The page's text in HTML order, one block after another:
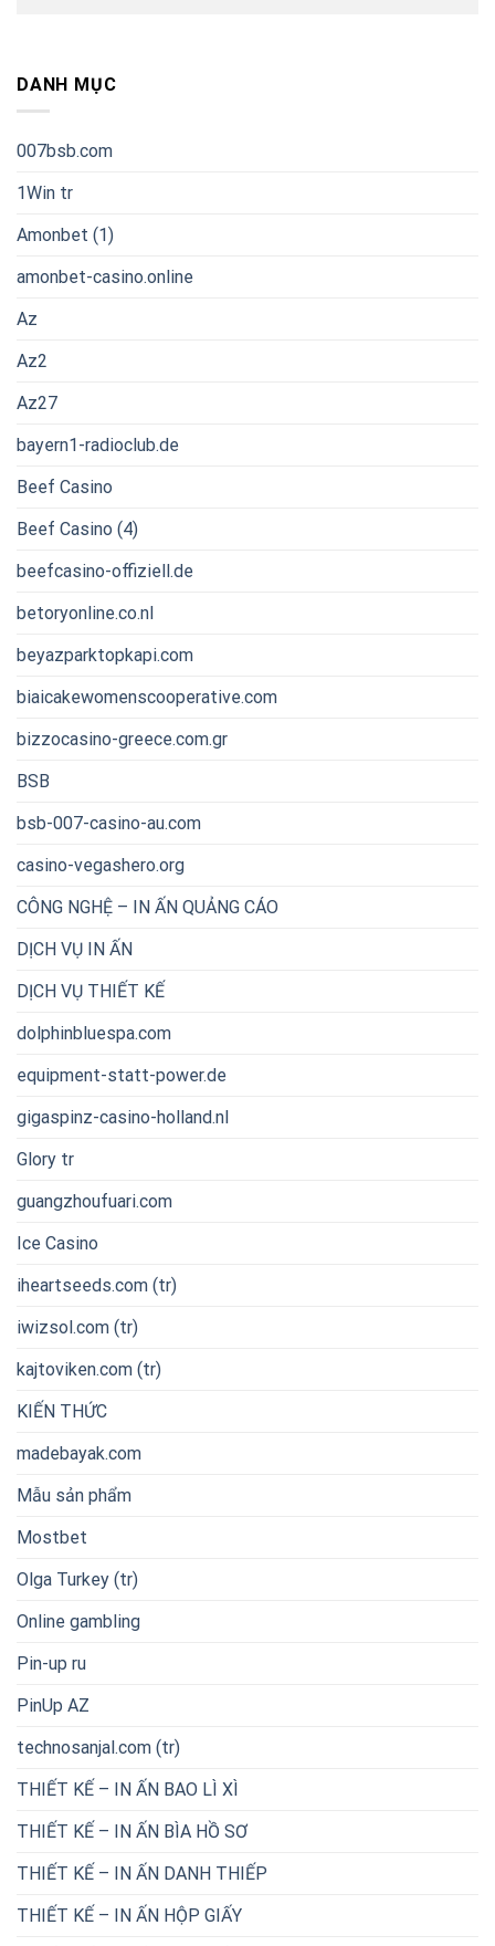
DANH MỤC
007bsb.com
1Win tr
Amonbet (1)
amonbet-casino.online
Az
Az2
Az27
bayern1-radioclub.de
Beef Casino
Beef Casino (4)
beefcasino-offiziell.de
betoryonline.co.nl
beyazparktopkapi.com
biaicakewomenscooperative.com
bizzocasino-greece.com.gr
BSB
bsb-007-casino-au.com
casino-vegashero.org
CÔNG NGHỆ – IN ẤN QUẢNG CÁO
DỊCH VỤ IN ẤN
DỊCH VỤ THIẾT KẾ
dolphinbluespa.com
equipment-statt-power.de
gigaspinz-casino-holland.nl
Glory tr
guangzhoufuari.com
Ice Casino
iheartseeds.com (tr)
iwizsol.com (tr)
kajtoviken.com (tr)
KIẾN THỨC
madebayak.com
Mẫu sản phẩm
Mostbet
Olga Turkey (tr)
Online gambling
Pin-up ru
PinUp AZ
technosanjal.com (tr)
THIẾT KẾ – IN ẤN BAO LÌ XÌ
THIẾT KẾ – IN ẤN BÌA HỒ SƠ
THIẾT KẾ – IN ẤN DANH THIẾP
THIẾT KẾ – IN ẤN HỘP GIẤY